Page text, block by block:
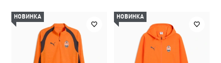
НОВИНКА НОВИНКА